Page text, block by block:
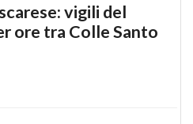
vigili del
ore tra Colle Santo